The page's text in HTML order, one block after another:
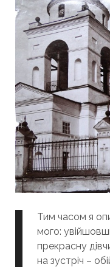
Тим часом я
мого:
прекрасну
на зустріч –